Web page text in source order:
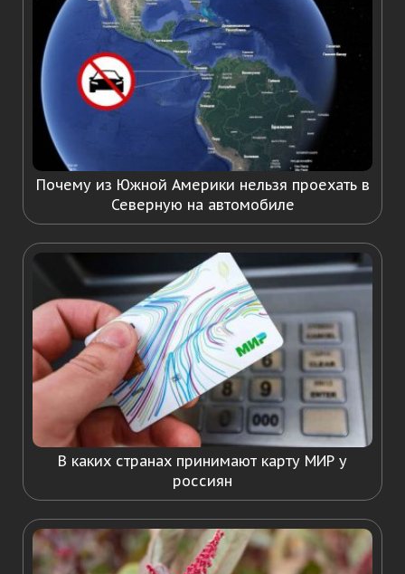
Почему из Южной Америки нельзя проехать в
Северную на автомобиле
В каких странах принимают карту МИР у
россиян